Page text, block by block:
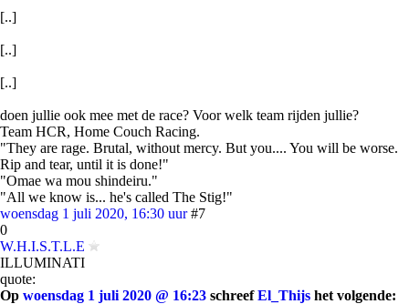
[..]
[..]
[..]
doen jullie ook mee met de race? Voor welk team rijden jullie?
Team HCR, Home Couch Racing.
"They are rage. Brutal, without mercy. But you.... You will be worse.
Rip and tear, until it is done!"
"Omae wa mou shindeiru."
"All we know is... he's called The Stig!"
woensdag 1 juli 2020, 16:30 uur #7
0
W.H.I.S.T.L.E
ILLUMINATI
quote:
Op woensdag 1 juli 2020 @ 16:23 schreefEl_Thijs het volgende: